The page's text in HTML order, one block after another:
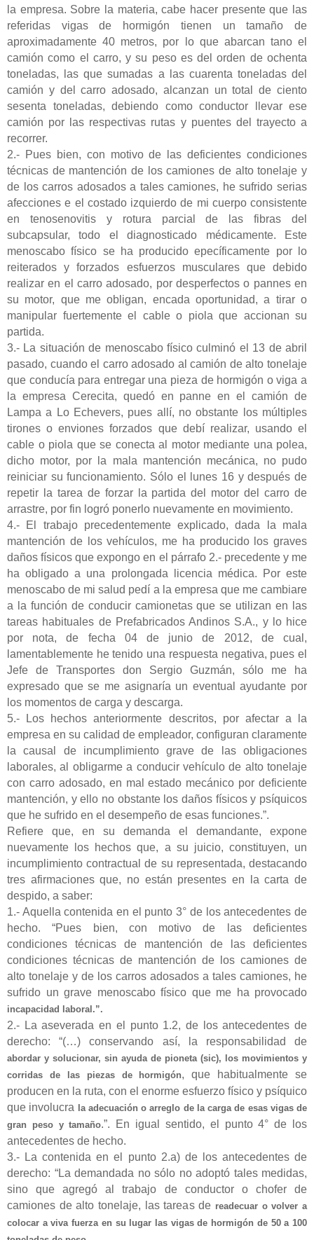
la empresa. Sobre la materia, cabe hacer presente que las
referidas vigas de hormigón tienen un tamaño de
aproximadamente 40 metros, por lo que abarcan tano el
camión como el carro, y su peso es del orden de ochenta
toneladas, las que sumadas a las cuarenta toneladas del
camión y del carro adosado, alcanzan un total de ciento
sesenta toneladas, debiendo como conductor llevar ese
camión por las respectivas rutas y puentes del trayecto a
recorrer.
2.- Pues bien, con motivo de las deficientes condiciones
técnicas de mantención de los camiones de alto tonelaje y
de los carros adosados a tales camiones, he sufrido serias
afecciones e el costado izquierdo de mi cuerpo consistente
en tenosenovitis y rotura parcial de las fibras del
subcapsular, todo el diagnosticado médicamente. Este
menoscabo físico se ha producido epecíficamente por lo
reiterados y forzados esfuerzos musculares que debido
realizar en el carro adosado, por desperfectos o pannes en
su motor, que me obligan, encada oportunidad, a tirar o
manipular fuertemente el cable o piola que accionan su
partida.
3.- La situación de menoscabo físico culminó el 13 de abril
pasado, cuando el carro adosado al camión de alto tonelaje
que conducía para entregar una pieza de hormigón o viga a
la empresa Cerecita, quedó en panne en el camión de
Lampa a Lo Echevers, pues allí, no obstante los múltiples
tirones o enviones forzados que debí realizar, usando el
cable o piola que se conecta al motor mediante una polea,
dicho motor, por la mala mantención mecánica, no pudo
reiniciar su funcionamiento. Sólo el lunes 16 y después de
repetir la tarea de forzar la partida del motor del carro de
arrastre, por fin logró ponerlo nuevamente en movimiento.
4.- El trabajo precedentemente explicado, dada la mala
mantención de los vehículos, me ha producido los graves
daños físicos que expongo en el párrafo 2.- precedente y me
ha obligado a una prolongada licencia médica. Por este
menoscabo de mi salud pedí a la empresa que me cambiare
a la función de conducir camionetas que se utilizan en las
tareas habituales de Prefabricados Andinos S.A., y lo hice
por nota, de fecha 04 de junio de 2012, de cual,
lamentablemente he tenido una respuesta negativa, pues el
Jefe de Transportes don Sergio Guzmán, sólo me ha
expresado que se me asignaría un eventual ayudante por
los momentos de carga y descarga.
5.- Los hechos anteriormente descritos, por afectar a la
empresa en su calidad de empleador, configuran claramente
la causal de incumplimiento grave de las obligaciones
laborales, al obligarme a conducir vehículo de alto tonelaje
con carro adosado, en mal estado mecánico por deficiente
mantención, y ello no obstante los daños físicos y psíquicos
que he sufrido en el desempeño de esas funciones.”.
Refiere que, en su demanda el demandante, expone
nuevamente los hechos que, a su juicio, constituyen, un
incumplimiento contractual de su representada, destacando
tres afirmaciones que, no están presentes en la carta de
despido, a saber:
1.- Aquella contenida en el punto 3° de los antecedentes de
hecho. “Pues bien, con motivo de las deficientes
condiciones técnicas de mantención de las deficientes
condiciones técnicas de mantención de los camiones de
alto tonelaje y de los carros adosados a tales camiones, he
sufrido un grave menoscabo físico que me ha provocado
incapacidad laboral.”.
2.- La aseverada en el punto 1.2, de los antecedentes de
derecho: “(…) conservando así, la responsabilidad de
abordar y solucionar, sin ayuda de pioneta (sic), los movimientos y
corridas de las piezas de hormigón, que habitualmente se
producen en la ruta, con el enorme esfuerzo físico y psíquico
que involucra
la adecuación o arreglo de la carga de esas vigas de
gran peso y tamaño.”. En igual sentido, el punto 4° de los
antecedentes de hecho.
3.- La contenida en el punto 2.a) de los antecedentes de
derecho: “La demandada no sólo no adoptó tales medidas,
sino que agregó al trabajo de conductor o chofer de
camiones de alto tonelaje, las tareas de readecuar o volver a
colocar a viva fuerza en su lugar las vigas de hormigón de 50 a 100